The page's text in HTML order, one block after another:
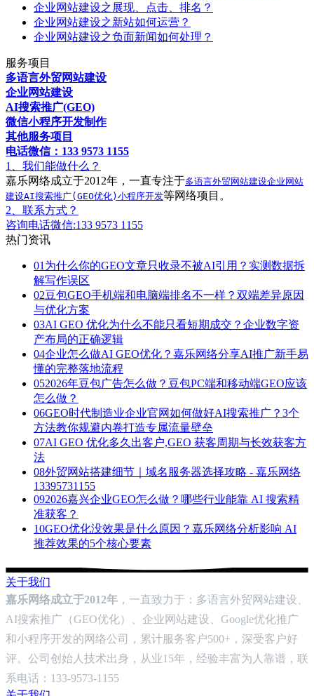
企业网站建设之展现、点击、排名？
企业网站建设之新站如何运营？
企业网站建设之负面新闻如何处理？
服务项目
多语言外贸网站建设
企业网站建设
AI搜索推广(GEO)
微信小程序开发制作
其他服务项目
电话微信：133 9573 1155
1、我们能做什么？
嘉乐网络成立于2012年，一直专注于多语言外贸网站建设企业网站
建设AI搜索推广(GEO优化) 小程序开发等网络项目。
2、联系方式？
咨询电话微信:133 9573 1155
热门资讯
01 为什么你的GEO文章只收录不被AI引用？实测数据拆
解写作误区
02豆包GEO手机端和电脑端排名不一样？双端差异原因
与优化方案
03AI GEO 优化为什么不能只看短期成交？企业数字资
产布局的正确逻辑
04企业怎么做AI GEO优化？嘉乐网络分享AI推广新手易
懂的完整落地流程
052026年豆包广告怎么做？豆包PC端和移动端GEO应该
怎么做？
06GEO时代制造业企业官网如何做好AI搜索推广？3个
方法教你规避内卷打造专属流量壁垒
07AI GEO 优化多久出客户,GEO 获客周期与长效获客方
法
08外贸网站搭建细节｜域名服务器选择攻略 - 嘉乐网络
13395731155
092026嘉兴企业GEO怎么做？哪些行业能靠 AI 搜索精
准获客？
10GEO优化没效果是什么原因？嘉乐网络分析影响 AI
推荐效果的5个核心要素
关于我们
嘉乐网络成立于2012年 ，一直致力于：多语言外贸网站建设、
AI搜索推广（GEO优化）、企业网站建设、Google优化推广
和小程序开发的网络公司，累计服务客户500+，深受客户好
评。公司创始人技术出身，从业15年，经验丰富为人靠谱，联
系电话：133-9573-1155